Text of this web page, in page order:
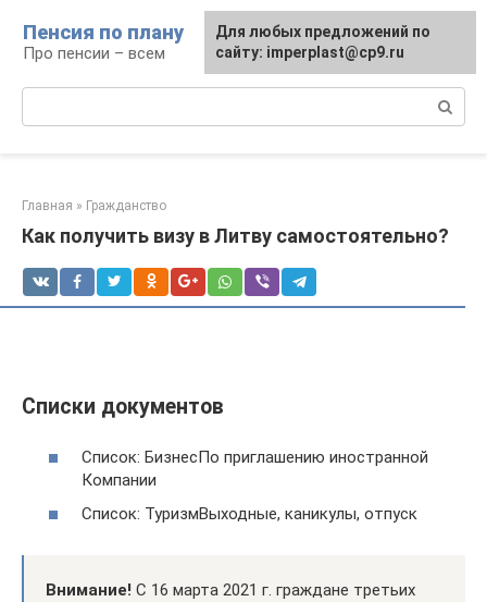
контенту
Пенсия по плану
Про пенсии – всем
Главная » Гражданство
Как получить визу в Литву самостоятельно?
Списки документов
Список: БизнесПо приглашению иностранной
Компании
Список: ТуризмВыходные, каникулы, отпуск
Внимание! С 16 марта 2021 г. граждане третьих
Для любых предложений по
сайту: imperplast@cp9.ru